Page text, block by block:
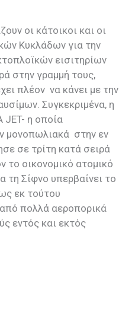
οι κάτοικοι και οι
Κυκλάδων για την
εισιτηρίων
στην γραμμή τους,
πλέον να κάνει με την
Συγκεκριμένα, η
JET- η οποία
μονοπωλιακά στην εν
σε τρίτη κατά σειρά
το οικονομικό ατομικό
τη Σίφνο υπερβαίνει το
εκ τούτου
πολλά αεροπορικά
εντός και εκτός